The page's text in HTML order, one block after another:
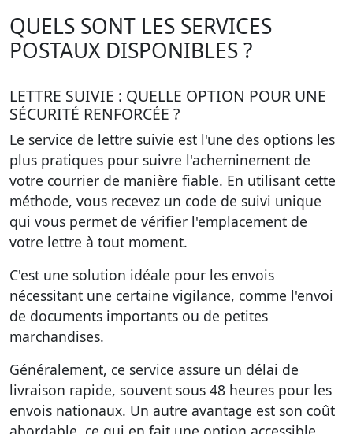
QUELS SONT LES SERVICES
POSTAUX DISPONIBLES ?
LETTRE SUIVIE : QUELLE OPTION POUR UNE
SÉCURITÉ RENFORCÉE ?
Le service de lettre suivie est l'une des options les
plus pratiques pour suivre l'acheminement de
votre courrier de manière fiable. En utilisant cette
méthode, vous recevez un code de suivi unique
qui vous permet de vérifier l'emplacement de
votre lettre à tout moment.
C'est une solution idéale pour les envois
nécessitant une certaine vigilance, comme l'envoi
de documents importants ou de petites
marchandises.
Généralement, ce service assure un délai de
livraison rapide, souvent sous 48 heures pour les
envois nationaux. Un autre avantage est son coût